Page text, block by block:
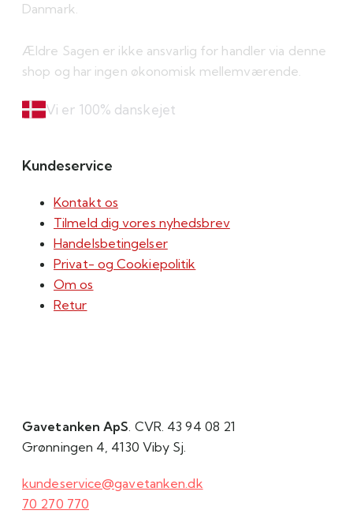
Danmark.
Ældre Sagen er ikke ansvarlig for handler via denne
shop og har ingen økonomisk mellemværende.
Vi er 100% danskejet
Kundeservice
Kontakt os
Tilmeld dig vores nyhedsbrev
Handelsbetingelser
Privat- og Cookiepolitik
Om os
Retur
Gavetanken ApS. CVR. 43 94 08 21
Grønningen 4, 4130 Viby Sj.
kundeservice@gavetanken.dk
70 270 770